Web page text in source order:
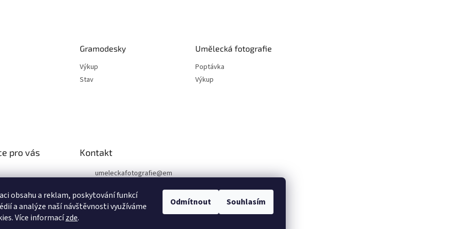
obsahu a reklam, poskytování funkcí
a analýze naší návštěvnosti využíváme
Více informacízde.
Odmítnout Souhlasím
Gramodesky
Výkup
Stav
Umělecká fotografie
Poptávka
Výkup
pro vás
osobních
Kontakt
umeleckafotografie@em
+420 602 394 546
Facebook